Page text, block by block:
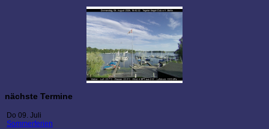
nächste Termine
Do 09. Juli
Sommerferien